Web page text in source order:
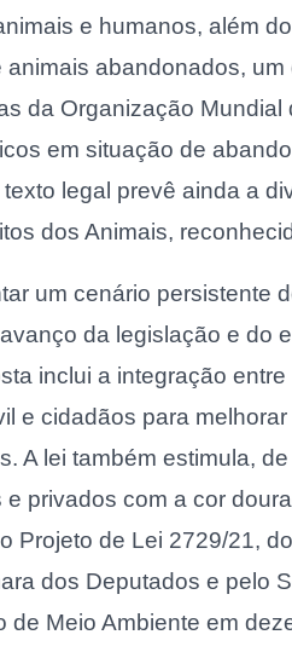
e humanos, além
abandonados,
da Organização
em situação de
legal prevê ainda a
dos Animais,
um cenário persistente
da legislação e do
inclui a integração
e cidadãos para
A lei também estimula,
privados com a cor
Projeto de Lei 2729/21,
dos Deputados e pelo
de Meio Ambiente em